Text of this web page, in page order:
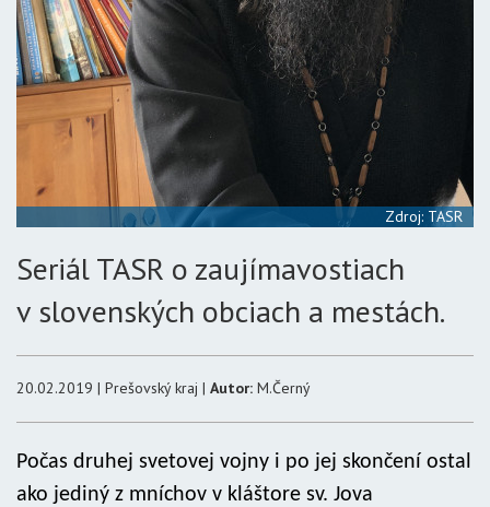
Zdroj: TASR
Seriál TASR o zaujímavostiach
v slovenských obciach a mestách.
20.02.2019 | Prešovský kraj | Autor: M.Černý
Počas druhej svetovej vojny i po jej skončení ostal
ako jediný z mníchov v kláštore sv. Jova